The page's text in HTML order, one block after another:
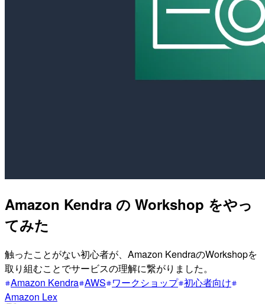
Amazon Kendra の Workshop をやっ
てみた
触ったことがない初心者が、Amazon KendraのWorkshopを
取り組むことでサービスの理解に繋がりました。
Amazon Kendra AWS ワークショップ 初心者向け
Amazon Lex